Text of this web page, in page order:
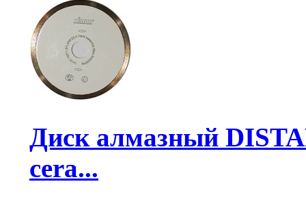
Диск алмазный
cera...